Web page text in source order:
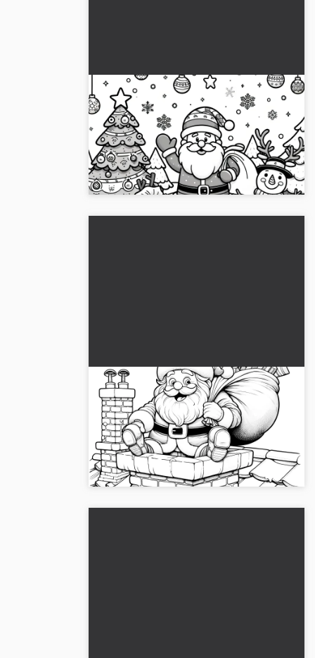
Joulupukki, lumiukko, joulukuusi:
helppo värityskuva
Hämmästy joulupukkia, lumiukkoa ja
kuusipuuta yksinkertaisena värityskuvana.
🎅 Lataa nyt ilmaiseksi....
Joulupukki takassa lahjojen
kanssa (väritettävä kuva)
Luova talvipäivän kuva: Joulupukki
savupiipussa, tuo lahjoja. 🎅 Lataa
värityskuva ilmaiseksi!...